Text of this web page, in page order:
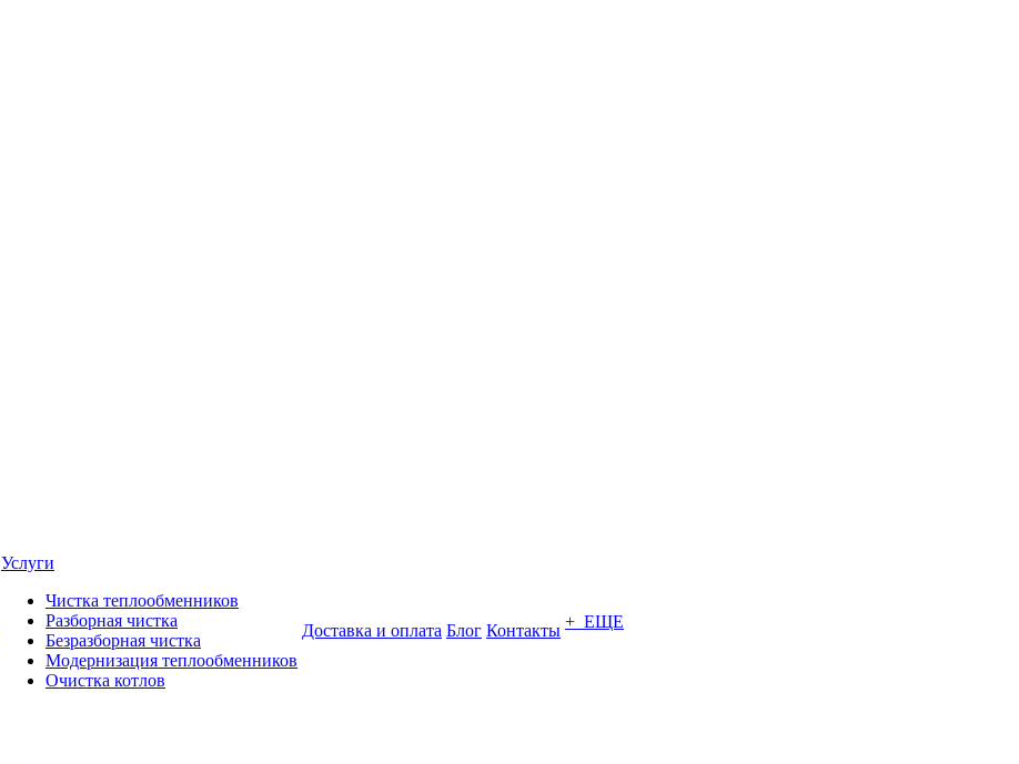
Услуги
Чистка теплообменников
Разборная чистка
Безразборная чистка
Модернизация теплообменников
Очистка котлов
Доставка и оплата Блог Контакты + ЕЩЕ